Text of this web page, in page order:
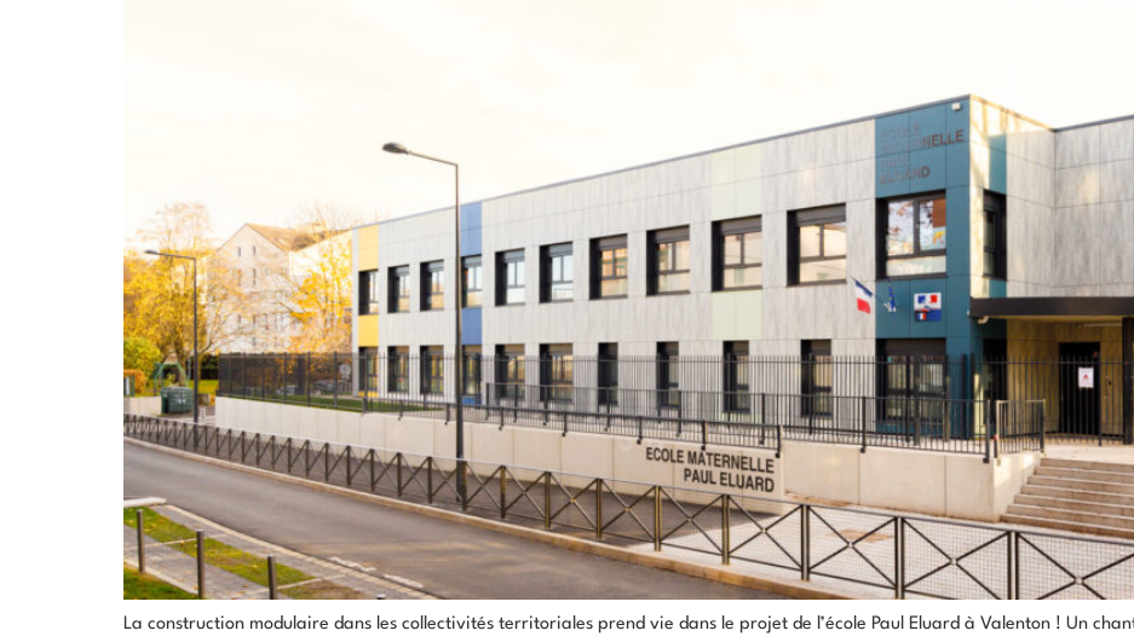
La construction modulaire dans les collectivités territoriales prend vie dans le projet de l’école Paul Eluard à Valenton ! Un